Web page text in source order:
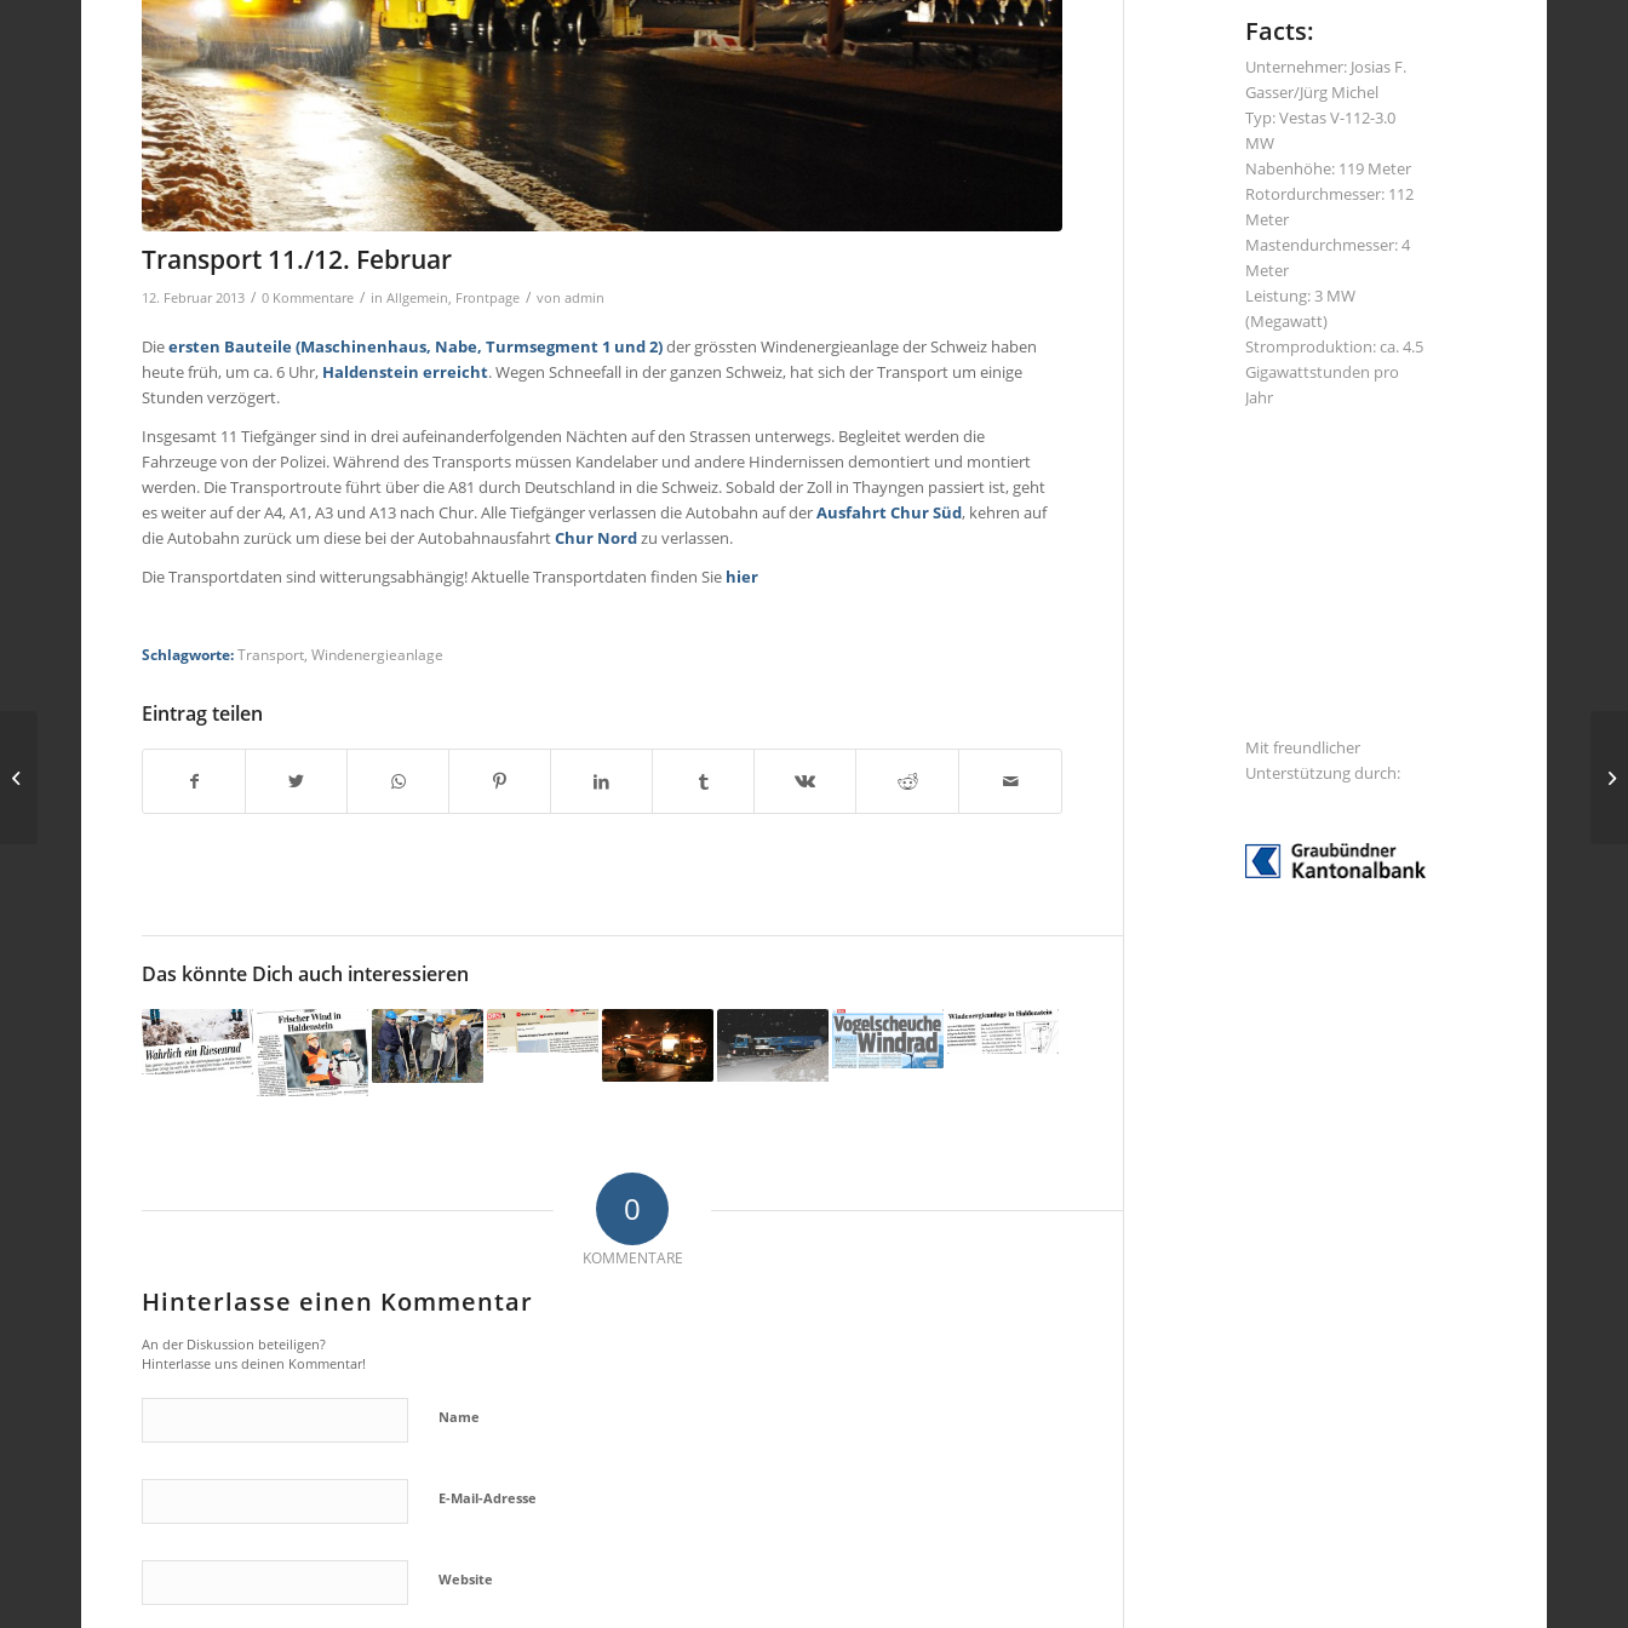
Transport 11./12. Februar
12. Februar 2013 / 0 Kommentare / inAllgemein Frontpage / vonadmin
Dieersten Bauteile (Maschinenhaus, Nabe, Turmsegment 1 und 2)der grössten Windenergieanlage der Schweiz haben
heute früh, um ca. 6 Uhr, Haldenstein erreicht. Wegen Schneefall in der ganzen Schweiz, hat sich der Transport um einige
Stunden verzögert.
Insgesamt 11 Tiefgänger sind in drei aufeinanderfolgenden Nächten auf den Strassen unterwegs. Begleitet werden die
Fahrzeuge von der Polizei. Während des Transports müssen Kandelaber und andere Hindernissen demontiert und montiert
werden. Die Transportroute führt über die A81 durch Deutschland in die Schweiz. Sobald der Zoll in Thayngen passiert ist, geht
es weiter auf der A4, A1, A3 und A13 nach Chur. Alle Tiefgänger verlassen die Autobahn auf derAusfahrt Chur Süd, kehren auf
die Autobahn zurück um diese bei der AutobahnausfahrtChur Nordzu verlassen.
Die Transportdaten sind witterungsabhängig! Aktuelle Transportdaten finden Sie hier
Schlagworte: Transport ,Windenergieanlage
Eintrag teilen
Das könnte Dich auch interessieren
0
KOMMENTARE
Hinterlasse einen Kommentar
An der Diskussion beteiligen?
Hinterlasse uns deinen Kommentar!
Name
E-Mail-Adresse
Website
Facts:
Unternehmer: Josias F.
Gasser/Jürg Michel
Typ: Vestas V-112-3.0
MW
Nabenhöhe: 119 Meter
Rotordurchmesser: 112
Meter
Mastendurchmesser: 4
Meter
Leistung: 3 MW
(Megawatt)
Stromproduktion: ca. 4.5
Gigawattstunden pro
Jahr
Mit freundlicher
Unterstützung durch: